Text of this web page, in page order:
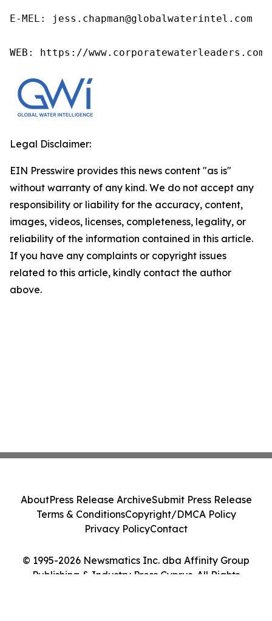
E-MEL: jess.chapman@globalwaterintel.com
WEB: https://www.corporatewaterleaders.com
Legal Disclaimer:
EIN Presswire provides this news content "as is"
without warranty of any kind. We do not accept any
responsibility or liability for the accuracy, content,
images, videos, licenses, completeness, legality, or
reliability of the information contained in this article.
If you have any complaints or copyright issues
related to this article, kindly contact the author
above.
© 1995-2026 Newsmatics Inc. dba Affinity Group
Publishing & Industry Press Cyprus. All Rights
AboutPress Release ArchiveSubmit Press Release
Terms & ConditionsCopyright/DMCA Policy
Privacy PolicyContact